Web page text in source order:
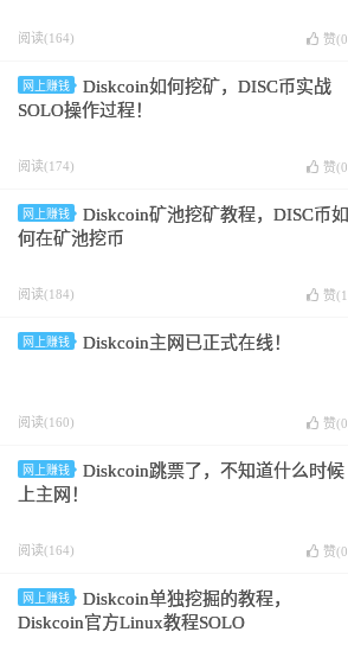
阅读(164) 赞(0
网上赚钱
Diskcoin如何挖矿，DISC币实战
SOLO操作过程！
阅读(174) 赞(0
网上赚钱
Diskcoin矿池挖矿教程，DISC币如
何在矿池挖币
阅读(184) 赞(1
网上赚钱 Diskcoin主网已正式在线！
阅读(160) 赞(0
网上赚钱
Diskcoin跳票了，不知道什么时候
上主网！
阅读(164) 赞(0
网上赚钱
Diskcoin单独挖掘的教程，
Diskcoin官方Linux教程SOLO